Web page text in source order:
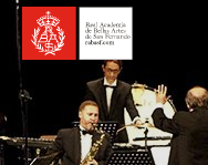
contenido